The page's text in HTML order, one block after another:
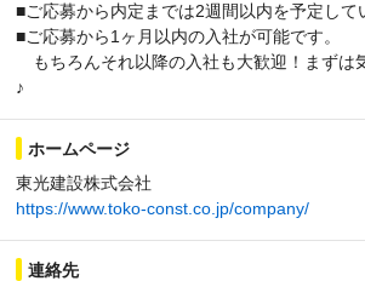
■ご応募から内定までは2週間以内を予定して
■ご応募から1ヶ月以内の入社が可能です。
もちろんそれ以降の入社も大歓迎！まずは
♪
ホームページ
東光建設株式会社
https://www.toko-const.co.jp/company/
連絡先